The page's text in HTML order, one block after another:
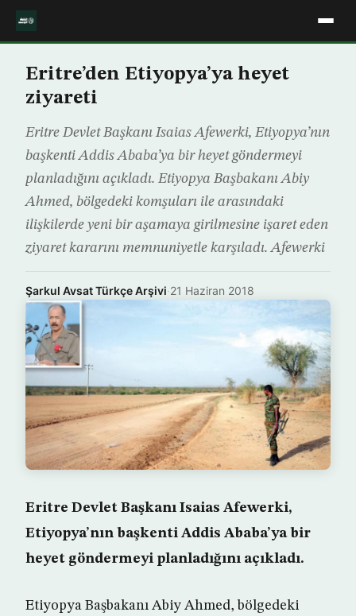
Eritre’den Etiyopya’ya heyet
ziyareti
Eritre Devlet Başkanı Isaias Afewerki, Etiyopya’nın
başkenti Addis Ababa’ya bir heyet göndermeyi
planladığını açıkladı. Etiyopya Başbakanı Abiy
Ahmed, bölgedeki komşuları ile arasındaki
ilişkilerde yeni bir aşamaya girilmesine işaret eden
ziyaret kararını memnuniyetle karşıladı. Afewerki
Şarkul Avsat Türkçe Arşivi·21 Haziran 2018
Eritre Devlet Başkanı Isaias Afewerki,
Etiyopya’nın başkenti Addis Ababa’ya bir
heyet göndermeyi planladığını açıkladı.
Etiyopya Başbakanı Abiy Ahmed, bölgedeki